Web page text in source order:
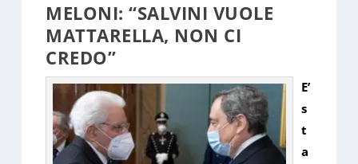
MELONI: “SALVINI VUOLE
MATTARELLA, NON CI
CREDO”
E’
s
t
a